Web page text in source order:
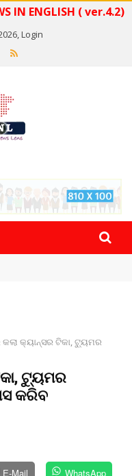
( ver.4.2)
Login
ପ୍ରକଳ୍ପ ସଙ୍ଗମ ...
କ୍ୟାନ୍ସର ଟିକା, ଟ୍ୟୁମର
ଟ୍ୟୁମର
କରିବ
E-Mail WhatsApp